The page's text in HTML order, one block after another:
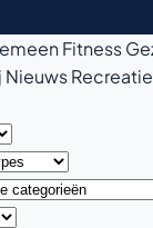
Fitness
NieuwsRecreatie